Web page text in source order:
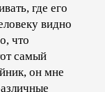
где его
видно
что
самый
он мне